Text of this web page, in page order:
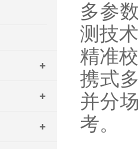
多参
测技
精准
携式
并分
考。